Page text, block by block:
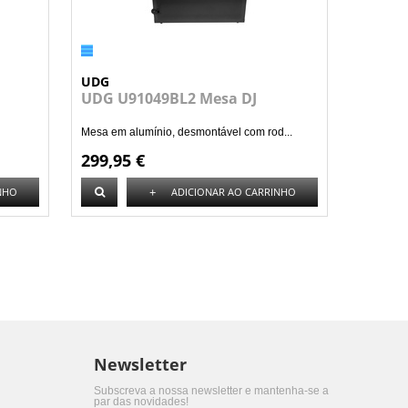
UDG
UDG U91049BL2 Mesa DJ
Mesa em alumínio, desmontável com rod...
299,95 €
+ ADICIONAR AO CARRINHO
Newsletter
Subscreva a nossa newsletter e mantenha-se a
par das novidades!